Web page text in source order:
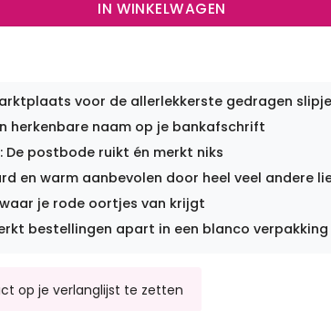
IN WINKELWAGEN
voor de allerlekkerste gedragen
herkenbare naam op je bankafschrift
postbode ruikt én merkt niks
en warm aanbevolen door heel veel andere
je rode oortjes van krijgt
bestellingen apart in een blanco verpakking